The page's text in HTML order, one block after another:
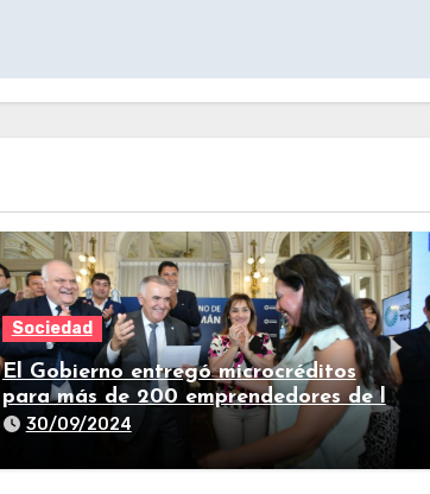
Sociedad
El Gobierno entregó microcréditos
para más de 200 emprendedores de la
provincia
30/09/2024